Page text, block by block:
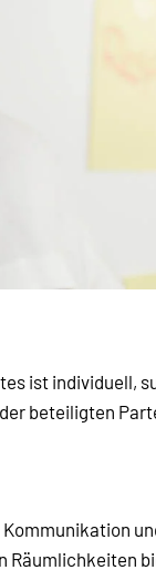
ist individuell,
beteiligten
Räumlichkeiten